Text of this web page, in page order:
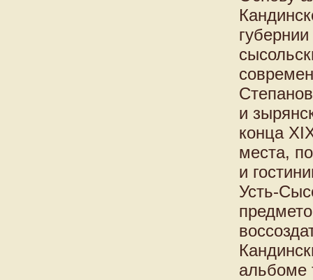
и
конца
места,
и
Усть-
альбоме